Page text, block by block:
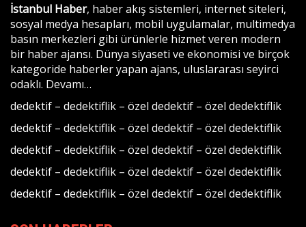
İstanbul Haber, haber akış sistemleri, internet siteleri,
sosyal medya hesapları, mobil uygulamalar, multimedya
basın merkezleri gibi ürünlerle hizmet veren modern
bir haber ajansı. Dünya siyaseti ve ekonomisi ve birçok
kategoride haberler yapan ajans, uluslararası seyirci
odaklı. Devamı…
dedektif – dedektiflik – özel dedektif – özel dedektiflik
dedektif – dedektiflik – özel dedektif – özel dedektiflik
dedektif – dedektiflik – özel dedektif – özel dedektiflik
dedektif – dedektiflik – özel dedektif – özel dedektiflik
dedektif – dedektiflik – özel dedektif – özel dedektiflik